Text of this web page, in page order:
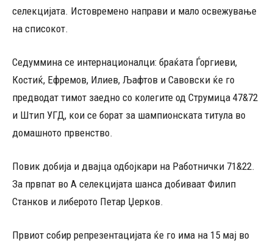
селекцијата. Истовремено направи и мало освежување
на списокот.
Седуммина се интернационалци: браќата Ѓоргиеви,
Костиќ, Ефремов, Илиев, Љафтов и Савовски ќе го
предводат тимот заедно со колегите од Струмица 47&72
и Штип УГД, кои се борат за шампионската титула во
домашното првенство.
Повик добија и двајца одбојкари на Работнички 71&22.
За првпат во А селекцијата шанса добиваат Филип
Станков и либерото Петар Џерков.
Првиот собир репрезентацијата ќе го има на 15 мај во